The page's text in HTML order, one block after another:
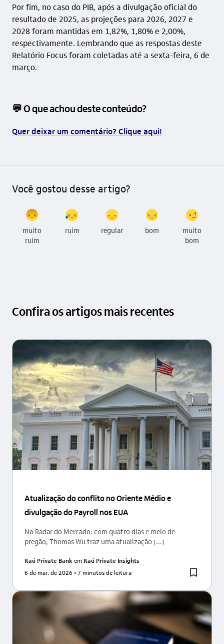
Por fim, no caso do PIB, após a divulgação oficial do
resultado de 2025, as projeções para 2026, 2027 e
2028 foram mantidas em 1,82%, 1,80% e 2,00%,
respectivamente. Lembrando que as respostas deste
Relatório Focus foram coletadas até a sexta-feira, 6 de
março.
💬 O que achou deste conteúdo?
Quer deixar um comentário? Clique aqui!
Você gostou desse artigo?
muito
ruim
ruim regular bom
muito
bom
Confira os artigos mais recentes
Atualização do conflito no Oriente Médio e
divulgação do Payroll nos EUA
No Radar do Mercado: com quatro dias e meio de
pregão, Thomas Wu traz uma atualização [...]
Itaú Private Bank em Itaú Private Insights
6 de mar. de 2026 • 7 minutos de leitura